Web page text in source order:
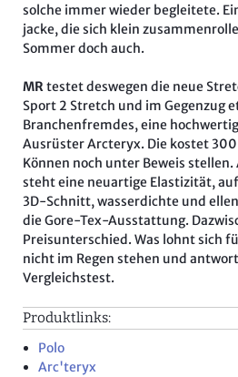
solche immer wieder begleitete.
jacke, die sich klein
Sommer doch auch.
MRtestet deswegen die neue
Sport 2 Stretch und im Gegenzug
Branchenfremdes, eine
Ausrüster Arcteryx. Die kostet 300
Können noch unter Beweis
steht eine neuartige Elastizität,
3D-Schnitt, wasserdichte und
die Gore-Tex-Ausstattung.
Preisunterschied. Was lohnt sich
nicht im Regen stehen und
Vergleichstest.
Produktlinks:
Polo
Arc'teryx